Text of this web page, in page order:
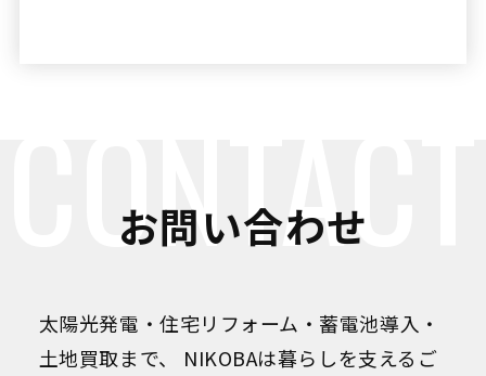
CONTACT
お問い合わせ
太陽光発電・住宅リフォーム・蓄電池導入・
土地買取まで、
NIKOBAは暮らしを支えるご